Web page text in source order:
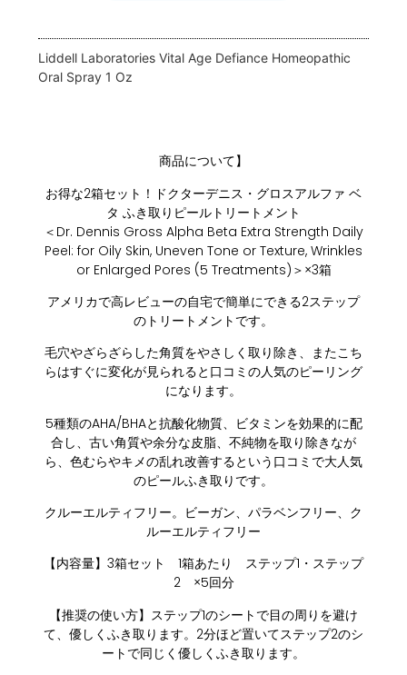
Liddell Laboratories Vital Age Defiance Homeopathic
Oral Spray 1 Oz
商品について】
お得な2箱セット！ドクターデニス・グロスアルファ ベ
タ ふき取りピールトリートメント
＜Dr. Dennis Gross Alpha Beta Extra Strength Daily
Peel: for Oily Skin, Uneven Tone or Texture, Wrinkles
or Enlarged Pores (5 Treatments)＞×3箱
アメリカで高レビューの自宅で簡単にできる2ステップ
のトリートメントです。
毛穴やざらざらした角質をやさしく取り除き、またこち
らはすぐに変化が見られると口コミの人気のピーリング
になります。
5種類のAHA/BHAと抗酸化物質、ビタミンを効果的に配
合し、古い角質や余分な皮脂、不純物を取り除きなが
ら、色むらやキメの乱れ改善するという口コミで大人気
のピールふき取りです。
クルーエルティフリー。ビーガン、パラベンフリー、ク
ルーエルティフリー
【内容量】3箱セット 1箱あたり ステップ1・ステップ
2 ×5回分
【推奨の使い方】ステップ1のシートで目の周りを避け
て、優しくふき取ります。2分ほど置いてステップ2のシ
ートで同じく優しくふき取ります。